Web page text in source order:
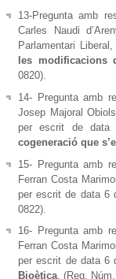
13-Pregunta amb
Carles Naudi
Parlamentari
les modificacions
0820).
14- Pregunta amb
Josep Majoral
per escrit de
cogeneració que
15- Pregunta amb
Ferran Costa
per escrit de data 6
0822).
16- Pregunta amb
Ferran Costa
per escrit de data 6
Bioètica, (Reg.